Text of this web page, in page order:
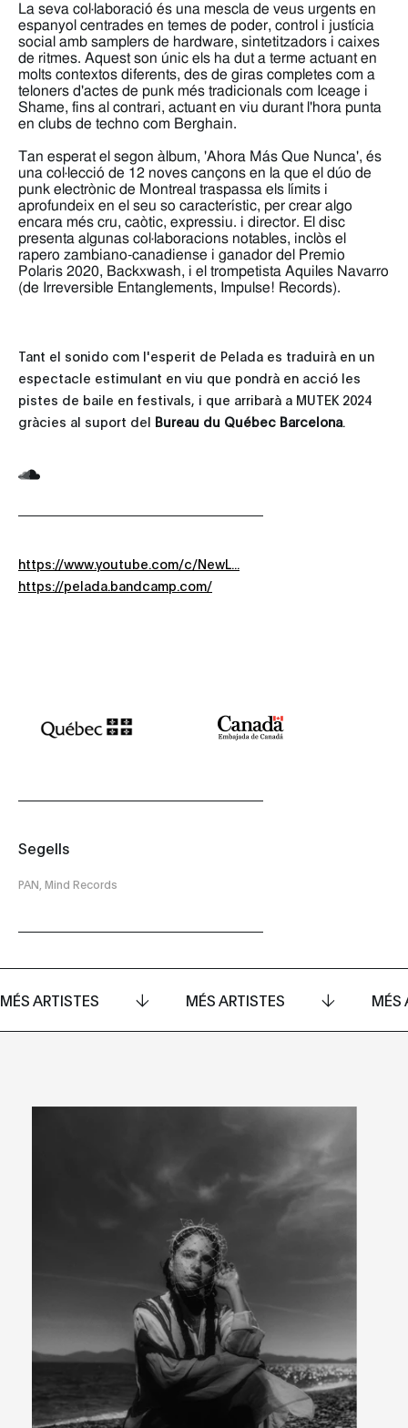
La seva col·laboració és una mescla de veus urgents en
espanyol centrades en temes de poder, control i justícia
social amb samplers de hardware, sintetitzadors i caixes
de ritmes. Aquest son únic els ha dut a terme actuant en
molts contextos diferents, des de giras completes com a
teloners d'actes de punk més tradicionals com Iceage i
Shame, fins al contrari, actuant en viu durant l'hora punta
en clubs de techno com Berghain.
Tan esperat el segon àlbum, 'Ahora Más Que Nunca', és
una col·lecció de 12 noves cançons en la que el dúo de
punk electrònic de Montreal traspassa els límits i
aprofundeix en el seu so característic, per crear algo
encara més cru, caòtic, expressiu. i director. El disc
presenta algunas col·laboracions notables, inclòs el
rapero zambiano-canadiense i ganador del Premio
Polaris 2020, Backxwash, i el trompetista Aquiles Navarro
(de Irreversible Entanglements, Impulse! Records).
Tant el sonido com l'esperit de Pelada es traduirà en un
espectacle estimulant en viu que pondrà en acció les
pistes de baile en festivals, i que arribarà a MUTEK 2024
gràcies al suport del Bureau du Québec Barcelona.
https://www.youtube.com/c/NewL...
https://pelada.bandcamp.com/
Segells
PAN, Mind Records
MÉS ARTISTES MÉS ARTISTES MÉS